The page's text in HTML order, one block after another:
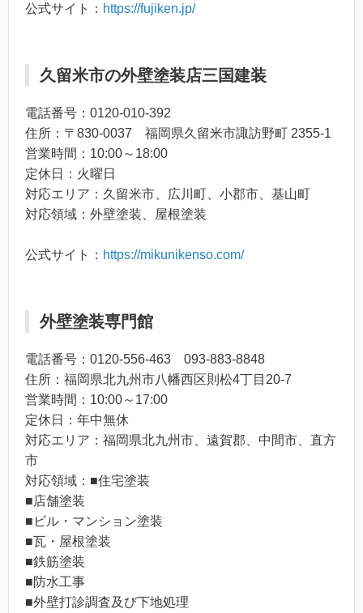
公式サイト： https://fujiken.jp/
久留米市の外壁塗装店三国建装
電話番号：0120-010-392
住所：〒830-0037 福岡県久留米市諏訪野町 2355-1
営業時間：10:00～18:00
定休日：火曜日
対応エリア：久留米市、広川町、小郡市、基山町
対応領域：外壁塗装、屋根塗装
公式サイト： https://mikunikenso.com/
外壁塗装専門館
電話番号：0120-556-463 093-883-8848
住所：福岡県北九州市八幡西区則松4丁目20-7
営業時間：10:00～17:00
定休日：年中無休
対応エリア：福岡県北九州市、遠賀郡、中間市、直方
市
対応領域：■住宅塗装
■店舗塗装
■ビル・マンション塗装
■瓦・屋根塗装
■鉄筋塗装
■防水工事
■外壁打診調査及び下地処理